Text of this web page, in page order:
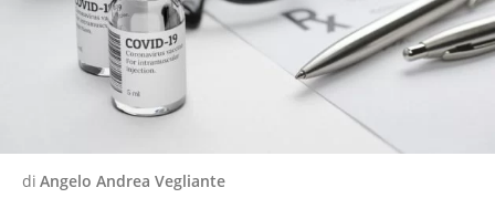
di Angelo Andrea Vegliante